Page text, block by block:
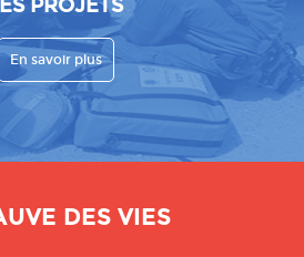
PROJETS
En savoir plus
DES VIES